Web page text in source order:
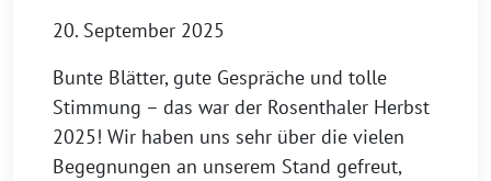
20. September 2025
Bunte Blätter, gute Gespräche und tolle
Stimmung – das war der Rosenthaler Herbst
2025! Wir haben uns sehr über die vielen
Begegnungen an unserem Stand gefreut,